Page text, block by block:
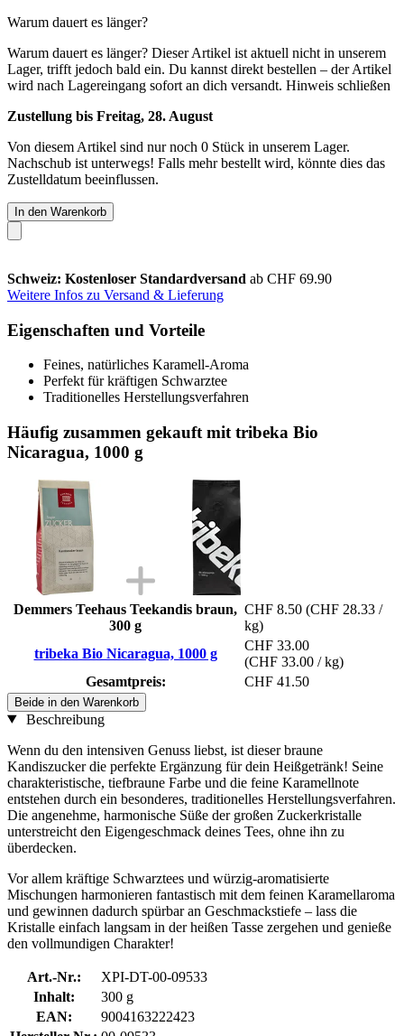
Warum dauert es länger?
Warum dauert es länger? Dieser Artikel ist aktuell nicht in unserem
Lager, trifft jedoch bald ein. Du kannst direkt bestellen – der Artikel
wird nach Lagereingang sofort an dich versandt. Hinweis schließen
Zustellung bis Freitag, 28. August
Von diesem Artikel sind nur noch 0 Stück in unserem Lager.
Nachschub ist unterwegs! Falls mehr bestellt wird, könnte dies das
Zustelldatum beeinflussen.
In den Warenkorb
Schweiz: Kostenloser Standardversand ab CHF 69.90
Weitere Infos zu Versand & Lieferung
Eigenschaften und Vorteile
Feines, natürliches Karamell-Aroma
Perfekt für kräftigen Schwarztee
Traditionelles Herstellungsverfahren
Häufig zusammen gekauft mit tribeka Bio
Nicaragua, 1000 g
Demmers Teehaus Teekandis braun,
300 g
CHF 8.50 (CHF 28.33 /
kg)
tribeka Bio Nicaragua, 1000 g
CHF 33.00
(CHF 33.00 / kg)
Gesamtpreis:
CHF 41.50
Beide in den Warenkorb
Beschreibung
Wenn du den intensiven Genuss liebst, ist dieser braune
Kandiszucker die perfekte Ergänzung für dein Heißgetränk! Seine
charakteristische, tiefbraune Farbe und die feine Karamellnote
entstehen durch ein besonderes, traditionelles Herstellungsverfahren.
Die angenehme, harmonische Süße der großen Zuckerkristalle
unterstreicht den Eigengeschmack deines Tees, ohne ihn zu
überdecken.
Vor allem kräftige Schwarztees und würzig-aromatisierte
Mischungen harmonieren fantastisch mit dem feinen Karamellaroma
und gewinnen dadurch spürbar an Geschmackstiefe – lass die
Kristalle einfach langsam in der heißen Tasse zergehen und genieße
den vollmundigen Charakter!
Art.-Nr.:
XPI-DT-00-09533
Inhalt:
300 g
EAN:
9004163222423